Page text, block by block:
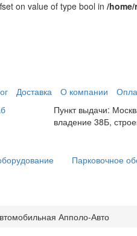
on value of type bool in /
Доставка О компании
Пункт выдачи:
владение 38Б,
Парковочное
Апполо-Авто